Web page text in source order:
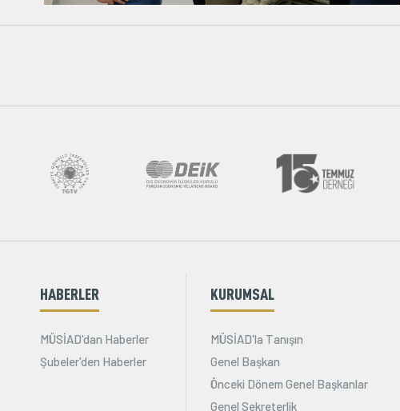
HABERLER
MÜSİAD'dan Haberler
Şubeler'den Haberler
KURUMSAL
MÜSİAD'la Tanışın
Genel Başkan
Önceki Dönem Genel Başkanlar
Genel Sekreterlik